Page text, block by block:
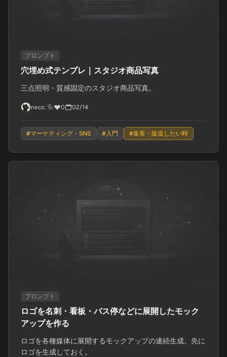
プロンプト
穴埋め式テンプレ｜スタジオ商品写真
三点照明・質感固定のスタジオ商品写真。
neco.🐈‍⬛ 0 02/14
#マーケティング・SNS #入門 #集客・販促したい時
プロンプト
ロゴを名刺・看板・バス停などに展開したモック
アップを作る
ロゴを各種媒体に展開するモックアップの連続生成。先に
ロゴを生成しておく。